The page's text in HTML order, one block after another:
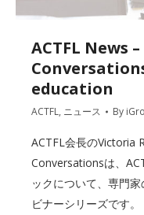
ACTFL News
education
ACTFL, ニュース By
ACTFL会長のVictoria
Conversationsは、
ックについて、専門
ビナーシリーズです。